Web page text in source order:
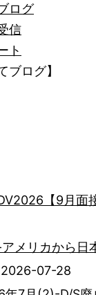
ログ
信
ト
ブログ】
【9月面
メリカから日
2026-07-28